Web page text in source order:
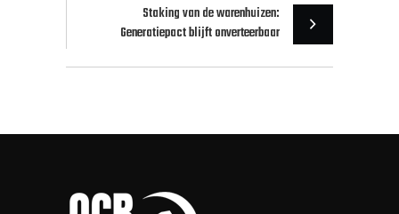
Staking van de warenhuizen:
Generatiepact blijft onverteerbaar